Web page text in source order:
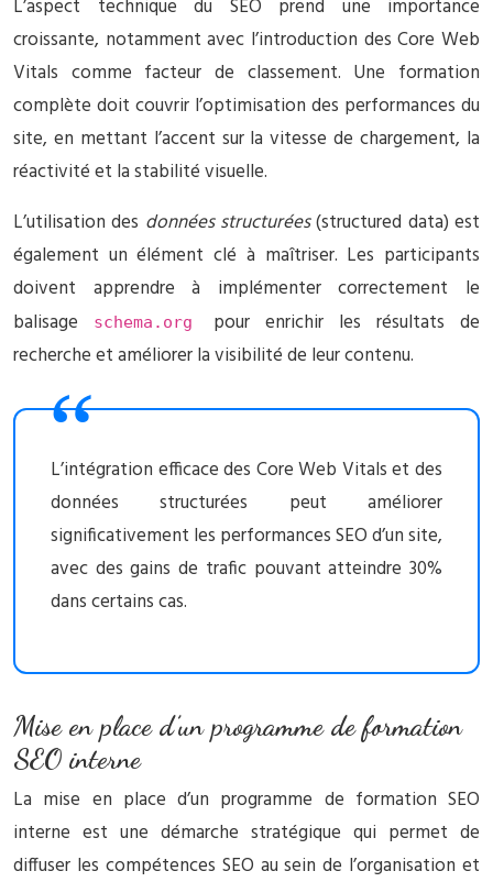
L’aspect technique du SEO prend une importance
croissante, notamment avec l’introduction des Core Web
Vitals comme facteur de classement. Une formation
complète doit couvrir l’optimisation des performances du
site, en mettant l’accent sur la vitesse de chargement, la
réactivité et la stabilité visuelle.
L’utilisation des données structurées(structured data) est
également un élément clé à maîtriser. Les participants
doivent apprendre à implémenter correctement le
balisage
schema.org pour enrichir les résultats de
recherche et améliorer la visibilité de leur contenu.
L’intégration efficace des Core Web Vitals et des
données structurées peut améliorer
significativement les performances SEO d’un site,
avec des gains de trafic pouvant atteindre 30%
dans certains cas.
Mise en place d’un programme de formation
SEO interne
La mise en place d’un programme de formation SEO
interne est une démarche stratégique qui permet de
diffuser les compétences SEO au sein de l’organisation et